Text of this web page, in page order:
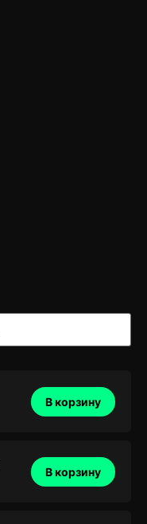
В корзину
В корзину